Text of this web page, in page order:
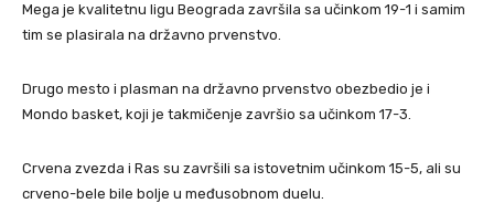
Mega je kvalitetnu ligu Beograda završila sa učinkom 19-1 i samim
tim se plasirala na državno prvenstvo.
Drugo mesto i plasman na državno prvenstvo obezbedio je i
Mondo basket, koji je takmičenje završio sa učinkom 17-3.
Crvena zvezda i Ras su završili sa istovetnim učinkom 15-5, ali su
crveno-bele bile bolje u međusobnom duelu.